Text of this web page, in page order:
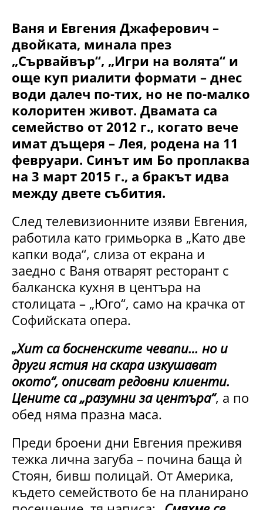
Ваня и Евгения Джаферович –
двойката, минала през
„Сървайвър“, „Игри на волята“ и
още куп риалити формати – днес
води далеч по-тих, но не по-малко
колоритен живот. Двамата са
семейство от 2012 г., когато вече
имат дъщеря – Лея, родена на 11
февруари. Синът им Бо проплаква
на 3 март 2015 г., а бракът идва
между двете събития.
След телевизионните изяви Евгения,
работила като гримьорка в „Като две
капки вода“, слиза от екрана и
заедно с Ваня отварят ресторант с
балканска кухня в центъра на
столицата – „Юго“, само на крачка от
Софийската опера.
„Хит са босненските чевапи… но и
други ястия на скара изкушават
окото“, описват редовни клиенти.
Цените са „разумни за центъра“, а по
обед няма празна маса.
Преди броени дни Евгения преживя
тежка лична загуба – почина баща ѝ
Стоян, бивш полицай. От Америка,
където семейството бе на планирано